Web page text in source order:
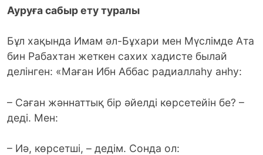
Ауруға сабыр ету туралы
Бұл хақында Имам әл-Бұхари мен Мүслімде Ата
бин Рабахтан жеткен сахих хадисте былай
делінген: «Маған Ибн Аббас радиаллаһу анһу:
– Саған жәннаттық бір әйелді көрсетейін бе? –
деді. Мен:
– Иә, көрсетші, – дедім. Сонда ол: